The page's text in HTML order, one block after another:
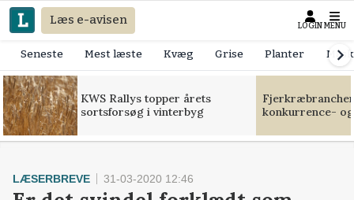
Læs e-avisen LOGIN MENU
Seneste Mest læste Kvæg Grise Planter
KWS Rallys topper årets
sortsforsøg i vinterbyg
konkurrence-
LÆSERBREVE 31-03-2020 12:46